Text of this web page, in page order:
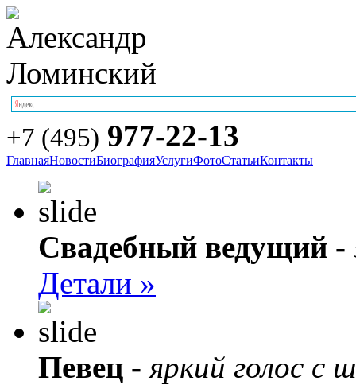
+7 (495) 977-22-13
ГлавнаяНовостиБиографияУслугиФотоСтатьиКонтакты
Свадебный ведущий -
Детали »
Певец - яркий голос с